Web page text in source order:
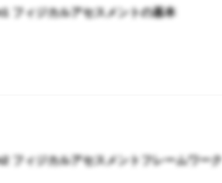
フィジカルアセスメントの基本
フィジカルアセスメントフレームワーク